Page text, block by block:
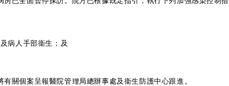
病人手部衞生；及
個案呈報醫院管理局總辦事處及衞生防護中心跟進。